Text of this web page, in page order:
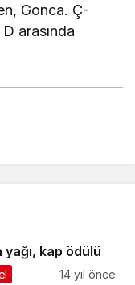
Gonca. Ç-
arasında
yağı, kap ödülü
14 yıl önce